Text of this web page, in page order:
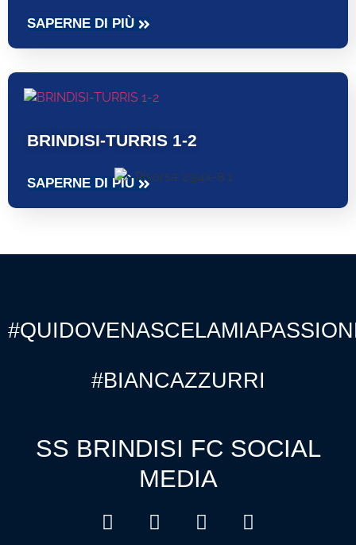
SAPERNE DI PIÙ
BRINDISI-TURRIS 1-2
SAPERNE DI PIÙ
#BIANCAZZURRI
SS BRINDISI FC SOCIAL
MEDIA